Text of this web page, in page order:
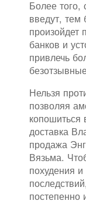
Более того,
введут, тем
произойдет
банков и
привлечь
Нельзя
позволяя
доставка
продажа
Вязьма.
похудения
постепенно